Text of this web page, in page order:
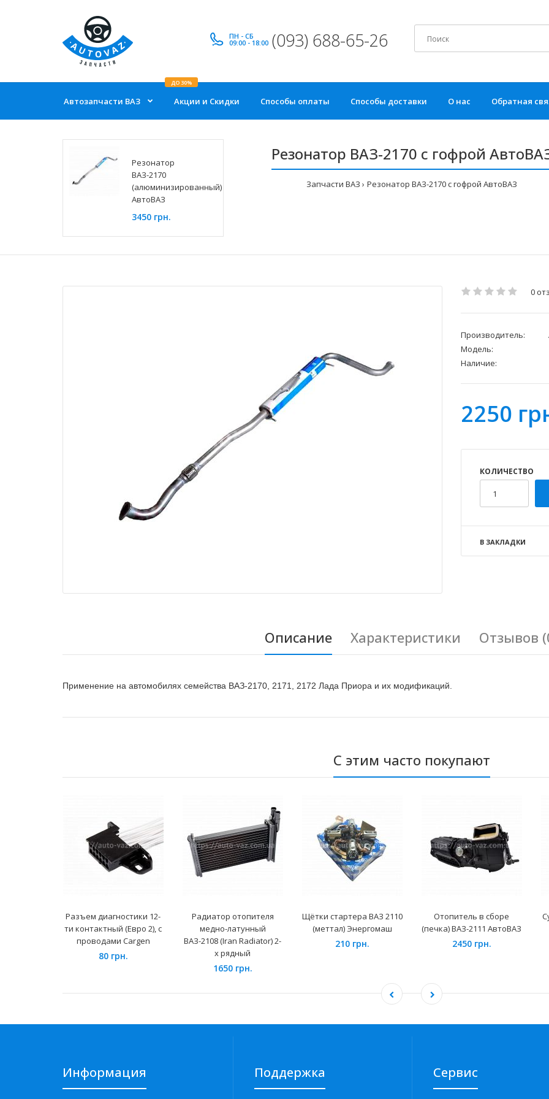
ПН - СБ
09:00 - 18:00 (093) 688-65-26
Автозапчасти ВАЗ Акции и Скидки
ДО 30%
Способы оплаты Способы доставки О нас Обратная
Резонатор
ВАЗ-2170
(алюминизированный)
АвтоВАЗ
3450 грн.
Резонатор ВАЗ-2170 с гофрой
Запчасти ВАЗ Резонатор ВАЗ-2170 с гофрой АвтоВАЗ
0
Производитель:
Модель:
Наличие:
2250
КОЛИЧЕСТВО
В ЗАКЛАДКИ
Описание Характеристики Отзывов
Применение на автомобилях семейства ВАЗ-2170, 2171, 2172 Лада Приора и их модификаций.
С этим часто покупают
Разъем диагностики 12-
ти контактный (Евро 2), с
проводами Cargen
80 грн.
Радиатор отопителя
медно-латунный
ВАЗ-2108 (Iran Radiator) 2-
х рядный
1650 грн.
Щётки стартера ВАЗ 2110
(меттал) Энергомаш
210 грн.
Отопитель в сборе
(печка) ВАЗ-2111 АвтоВАЗ
2450 грн.
Информация Поддержка Сервис